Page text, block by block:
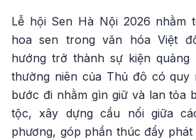
Lễ hội Sen Hà Nội 2026 nhằm
hoa sen trong văn hóa Việt
hướng trở thành sự kiện
thường niên của Thủ đô có quy
bước đi nhằm gìn giữ và lan tỏa
tộc, xây dựng cầu nối giữa
phương, góp phần thúc đẩy